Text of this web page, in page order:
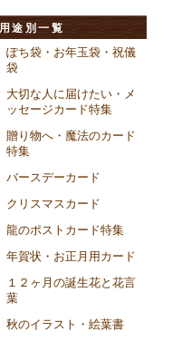
用途別一覧
ぽち袋・お年玉袋・祝儀
袋
大切な人に届けたい・メ
ッセージカード特集
贈り物へ・魔法のカード
特集
バースデーカード
クリスマスカード
龍のポストカード特集
年賀状・お正月用カード
１２ヶ月の誕生花と花言
葉
秋のイラスト・絵葉書